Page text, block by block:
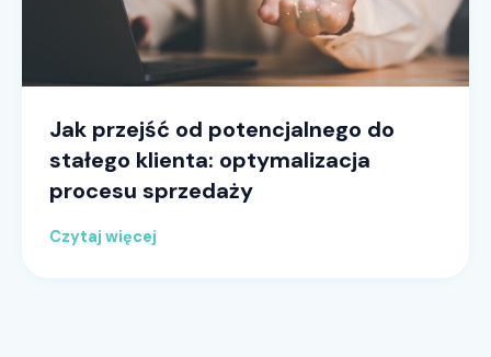
Jak przejść od potencjalnego do
stałego klienta: optymalizacja
procesu sprzedaży
Czytaj więcej